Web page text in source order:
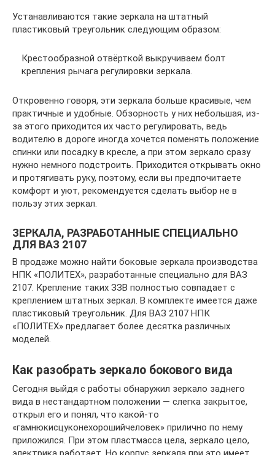
Устанавливаются такие зеркала на штатный
пластиковый треугольник следующим образом:
Крестообразной отвёрткой выкручиваем болт
крепления рычага регулировки зеркала.
Откровенно говоря, эти зеркала больше красивые, чем
практичные и удобные. Обзорность у них небольшая, из-
за этого приходится их часто регулировать, ведь
водителю в дороге иногда хочется поменять положение
спинки или посадку в кресле, а при этом зеркало сразу
нужно немного подстроить. Приходится открывать окно
и протягивать руку, поэтому, если вы предпочитаете
комфорт и уют, рекомендуется сделать выбор не в
пользу этих зеркал.
ЗЕРКАЛА, РАЗРАБОТАННЫЕ СПЕЦИАЛЬНО
ДЛЯ ВАЗ 2107
В продаже можно найти боковые зеркала производства
НПК «ПОЛИТЕХ», разработанные специально для ВАЗ
2107. Крепление таких ЗЗВ полностью совпадает с
креплением штатных зеркал. В комплекте имеется даже
пластиковый треугольник. Для ВАЗ 2107 НПК
«ПОЛИТЕХ» предлагает более десятка различных
моделей.
Как разобрать зеркало бокового вида
Сегодня выйдя с работы обнаружил зеркало заднего
вида в нестандартном положении — слегка закрытое,
открыл его и понял, что какой-то
«гамнюкисцуконехорошийчеловек» прилично по нему
приложился. При этом пластмасса цела, зеркало цело,